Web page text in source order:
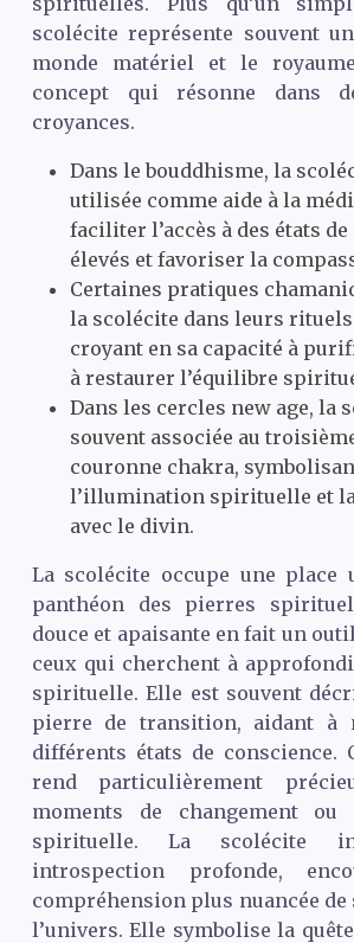
scolécite représente souvent
monde matériel et le
concept qui résonne dans
croyances.
Dans le bouddhisme, la
utilisée comme aide à la
faciliter l’accès à des états
élevés et favoriser la
Certaines pratiques
la scolécite dans leurs
croyant en sa capacité à
à restaurer l’équilibre
Dans les cercles new age, la
souvent associée au
couronne chakra,
l’illumination spirituelle et
avec le divin.
La scolécite occupe une place
panthéon des pierres
douce et apaisante en fait un
ceux qui cherchent à
spirituelle. Elle est souvent
pierre de transition, aidant à
différents états de conscience.
rend particulièrement
moments de changement ou
spirituelle. La scolécite
introspection profonde,
compréhension plus nuancée de
l’univers. Elle symbolise la